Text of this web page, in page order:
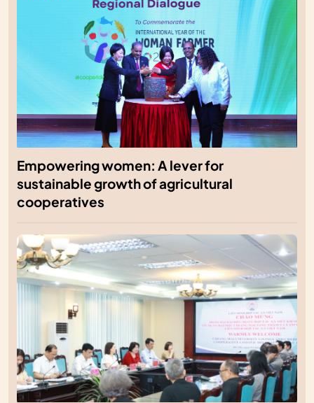
Empowering women: A lever for
sustainable growth of agricultural
cooperatives